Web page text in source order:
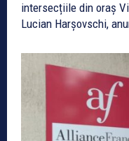
intersecțiile din oraș Viceprimarul municipiului Suceava,
Lucian Harșovschi,